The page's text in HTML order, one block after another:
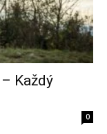
Každý
0